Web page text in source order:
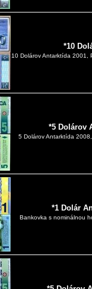
*10
10 Dolárov Antarktída 2001,
*5 Dolárov
5 Dolárov Antarktída
*1 Dolár
Bankovka s nominálnou